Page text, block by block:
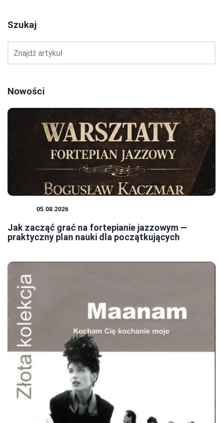
Szukaj
Nowości
05.08.2026
Jak zacząć grać na fortepianie jazzowym —
praktyczny plan nauki dla początkujących